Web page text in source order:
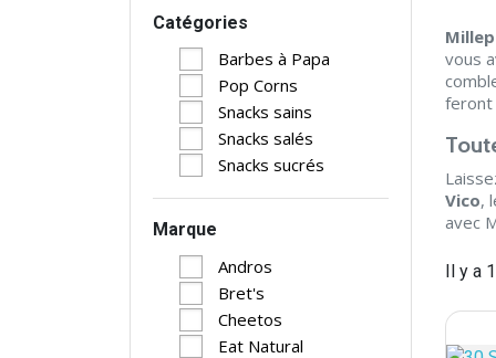
Catégories
Barbes à Papa
Pop Corns
Snacks sains
Snacks salés
Snacks sucrés
Marque
Andros
Bret's
Cheetos
Eat Natural
vous
feront
Vico,
avec
Il y a